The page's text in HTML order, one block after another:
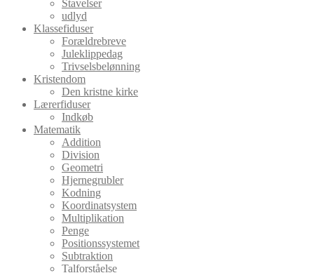
Stavelser
udlyd
Klassefiduser
Forældrebreve
Juleklippedag
Trivselsbelønning
Kristendom
Den kristne kirke
Lærerfiduser
Indkøb
Matematik
Addition
Division
Geometri
Hjernegrubler
Kodning
Koordinatsystem
Multiplikation
Penge
Positionssystemet
Subtraktion
Talforståelse